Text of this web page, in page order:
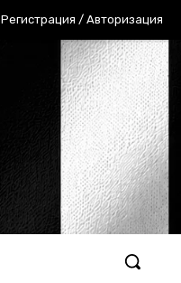
Регистрация / Авторизация